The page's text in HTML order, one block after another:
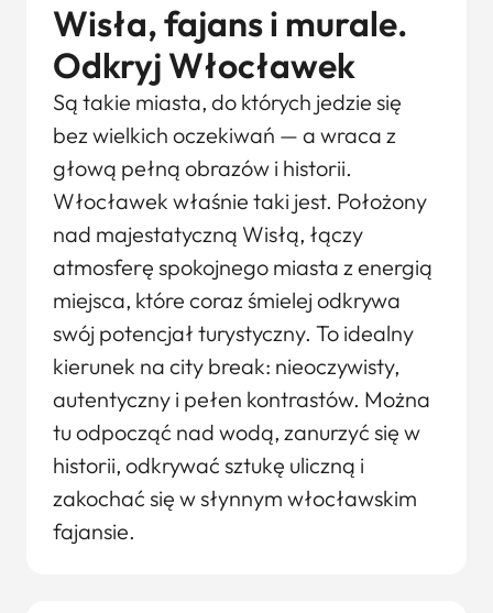
Wisła, fajans i murale.
Odkryj Włocławek
Są takie miasta, do których jedzie się
bez wielkich oczekiwań — a wraca z
głową pełną obrazów i historii.
Włocławek właśnie taki jest. Położony
nad majestatyczną Wisłą, łączy
atmosferę spokojnego miasta z energią
miejsca, które coraz śmielej odkrywa
swój potencjał turystyczny. To idealny
kierunek na city break: nieoczywisty,
autentyczny i pełen kontrastów. Można
tu odpocząć nad wodą, zanurzyć się w
historii, odkrywać sztukę uliczną i
zakochać się w słynnym włocławskim
fajansie.